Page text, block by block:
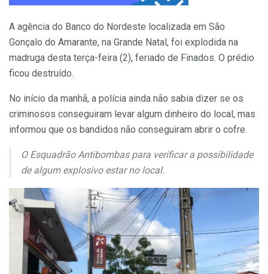
A agência do Banco do Nordeste localizada em São
Gonçalo do Amarante, na Grande Natal, foi explodida na
madruga desta terça-feira (2), feriado de Finados. O prédio
ficou destruído.
No início da manhã, a polícia ainda não sabia dizer se os
criminosos conseguiram levar algum dinheiro do local, mas
informou que os bandidos não conseguiram abrir o cofre.
O Esquadrão Antibombas para verificar a possibilidade
de algum explosivo estar no local.